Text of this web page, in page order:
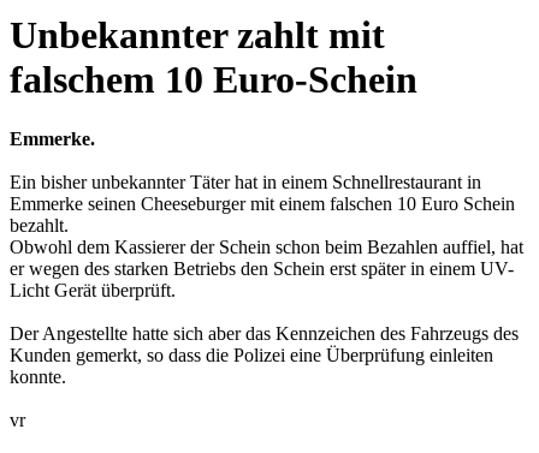
Unbekannter zahlt mit
falschem 10 Euro-Schein
Emmerke.
Ein bisher unbekannter Täter hat in einem Schnellrestaurant in
Emmerke seinen Cheeseburger mit einem falschen 10 Euro Schein
bezahlt.
Obwohl dem Kassierer der Schein schon beim Bezahlen auffiel, hat
er wegen des starken Betriebs den Schein erst später in einem UV-
Licht Gerät überprüft.
Der Angestellte hatte sich aber das Kennzeichen des Fahrzeugs des
Kunden gemerkt, so dass die Polizei eine Überprüfung einleiten
konnte.
vr